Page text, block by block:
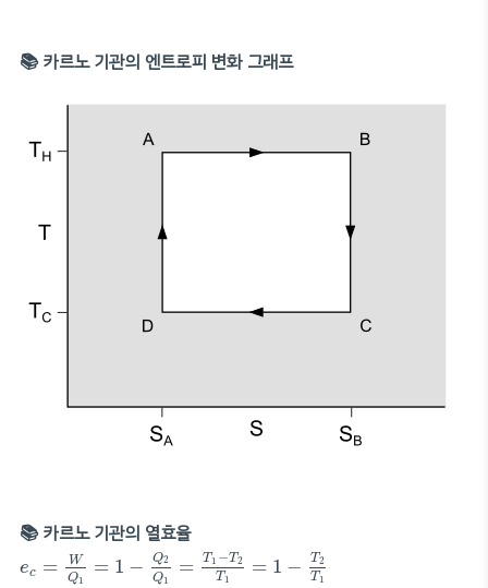
📚 카르노 기관의 엔트로피 변화 그래프
📚 카르노 기관의 열효율
ec =
W
Q1
= 1 − Q2
Q1
= T 1 −T2
T 1
= 1 − T2
T 1
ec WQ =1− Q 2Q 1= T1−T −T